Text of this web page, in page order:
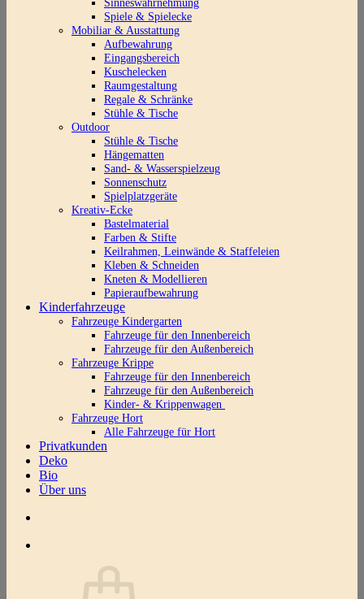
Spiele & Spielecke
Mobiliar & Ausstattung
Aufbewahrung
Eingangsbereich
Kuschelecken
Raumgestaltung
Regale & Schränke
Stühle & Tische
Outdoor
Stühle & Tische
Hängematten
Sand- & Wasserspielzeug
Sonnenschutz
Spielplatzgeräte
Kreativ-Ecke
Bastelmaterial
Farben & Stifte
Keilrahmen, Leinwände & Staffeleien
Kleben & Schneiden
Kneten & Modellieren
Papieraufbewahrung
Kinderfahrzeuge
Fahrzeuge Kindergarten
Fahrzeuge für den Innenbereich
Fahrzeuge für den Außenbereich
Fahrzeuge Krippe
Fahrzeuge für den Innenbereich
Fahrzeuge für den Außenbereich
Kinder- & Krippenwagen
Fahrzeuge Hort
Alle Fahrzeuge für Hort
Privatkunden
Deko
Bio
Über uns